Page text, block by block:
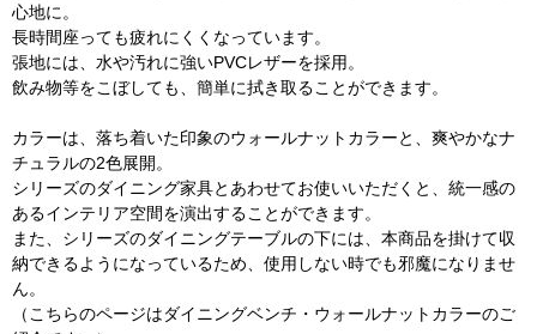
心地に。
長時間座っても疲れにくくなっています。
張地には、水や汚れに強いPVCレザーを採用。
飲み物等をこぼしても、簡単に拭き取ることができます。
カラーは、落ち着いた印象のウォールナットカラーと、爽やかなナ
チュラルの2色展開。
シリーズのダイニング家具とあわせてお使いいただくと、統一感の
あるインテリア空間を演出することができます。
また、シリーズのダイニングテーブルの下には、本商品を掛けて収
納できるようになっているため、使用しない時でも邪魔になりませ
ん。
（こちらのページはダイニングベンチ・ウォールナットカラーのご